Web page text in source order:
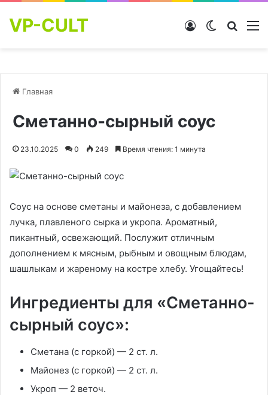
VP-CULT Switch skin
Войти
Главная
Сметанно-сырный соус
23.10.2025 0 249 Время чтения: 1 минута
Соус на основе сметаны и майонеза, с добавлением
лучка, плавленого сырка и укропа. Ароматный,
пикантный, освежающий. Послужит отличным
дополнением к мясным, рыбным и овощным блюдам,
шашлыкам и жареному на костре хлебу. Угощайтесь!
Ингредиенты для «Сметанно-
сырный соус»:
Сметана (с горкой) — 2 ст. л.
Майонез (с горкой) — 2 ст. л.
Укроп — 2 веточ.